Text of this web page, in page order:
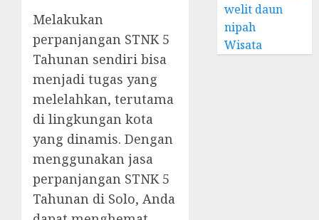
Melakukan
perpanjangan STNK 5
Tahunan sendiri bisa
menjadi tugas yang
melelahkan, terutama
di lingkungan kota
yang dinamis. Dengan
menggunakan jasa
perpanjangan STNK 5
Tahunan di Solo, Anda
welit daun
nipah
Wisata